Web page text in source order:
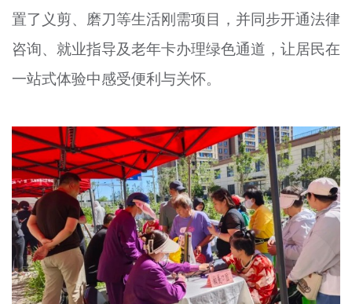
专题
资料库
+
置了义剪、磨刀等生活刚需项目，并同步开通法律
咨询、就业指导及老年卡办理绿色通道，让居民在
一站式体验中感受便利与关怀。